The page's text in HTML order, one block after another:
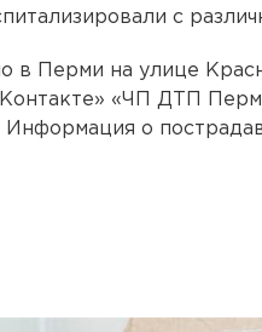
с
в Перми на улице
«ЧП ДТП
о